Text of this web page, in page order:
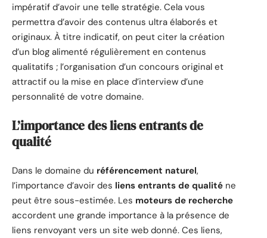
impératif d’avoir une telle stratégie. Cela vous
permettra d’avoir des contenus ultra élaborés et
originaux. À titre indicatif, on peut citer la création
d’un blog alimenté régulièrement en contenus
qualitatifs ; l’organisation d’un concours original et
attractif ou la mise en place d’interview d’une
personnalité de votre domaine.
L’importance des liens entrants de
qualité
Dans le domaine du référencement naturel,
l’importance d’avoir des liens entrants de qualité ne
peut être sous-estimée. Les moteurs de recherche
accordent une grande importance à la présence de
liens renvoyant vers un site web donné. Ces liens,